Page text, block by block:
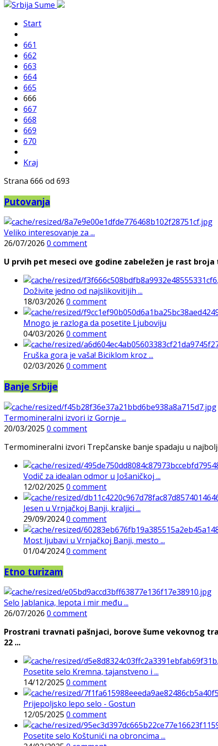
Start
661
662
663
664
665
666
667
668
669
670
Kraj
Strana 666 od 693
Putovanja
Veliko interesovanje za ...
26/07/2026 0 comment
U prvih pet meseci ove godine zabeležen je rast
Doživite jedno od najslikovitijih ...
18/03/2026 0 comment
Mnogo je razloga da posetite Ljuboviju
04/03/2026 0 comment
Fruška gora je vaša! Biciklom kroz ...
02/03/2026 0 comment
Banje Srbije
Termomineralni izvori iz Gornje ...
20/03/2025 0 comment
Termomineralni izvori Trepčanske banje spadaju u
Vodič za idealan odmor u Jošaničkoj ...
12/02/2025 0 comment
Jesen u Vrnjačkoj Banji, kraljici ...
29/09/20240 comment
Most ljubavi u Vrnjačkoj Banji, mesto ...
01/04/20240 comment
Etno turizam
Selo Jablanica, lepota i mir među ...
26/07/2026 0 comment
Prostrani travnati pašnjaci, borove šume vekovnog
22 ...
Posetite selo Kremna, tajanstveno i ...
14/12/2025 0 comment
Prijepoljsko lepo selo - Gostun
12/05/2025 0 comment
Posetite selo Koštunići na obroncima ...